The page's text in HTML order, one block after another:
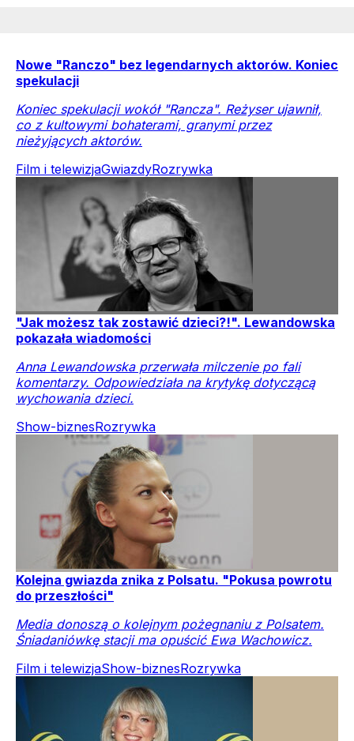
Nowe "Ranczo" bez legendarnych aktorów. Koniec
spekulacji
Koniec spekulacji wokół "Rancza". Reżyser ujawnił,
co z kultowymi bohaterami, granymi przez
nieżyjących aktorów.
Film i telewizjaGwiazdyRozrywka
"Jak możesz tak zostawić dzieci?!". Lewandowska
pokazała wiadomości
Anna Lewandowska przerwała milczenie po fali
komentarzy. Odpowiedziała na krytykę dotyczącą
wychowania dzieci.
Show-biznesRozrywka
Kolejna gwiazda znika z Polsatu. "Pokusa powrotu
do przeszłości"
Media donoszą o kolejnym pożegnaniu z Polsatem.
Śniadaniówkę stacji ma opuścić Ewa Wachowicz.
Film i telewizjaShow-biznesRozrywka